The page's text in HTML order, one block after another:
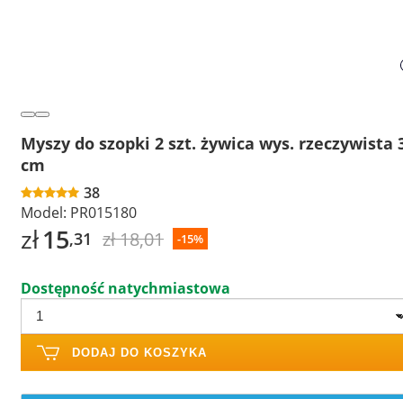
Myszy do szopki 2 szt. żywica wys. rzeczywista
cm
38
Model: PR015180
zł15,31 zł 18,01 -15%
Dostępność natychmiastowa
DODAJ DO KOSZYKA